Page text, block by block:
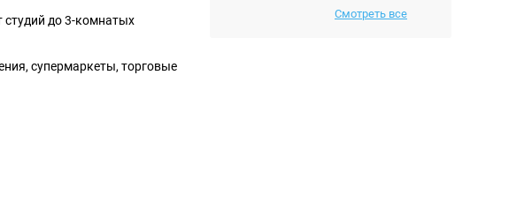
студий до 3-комнатых
супермаркеты, торговые
Смотреть все